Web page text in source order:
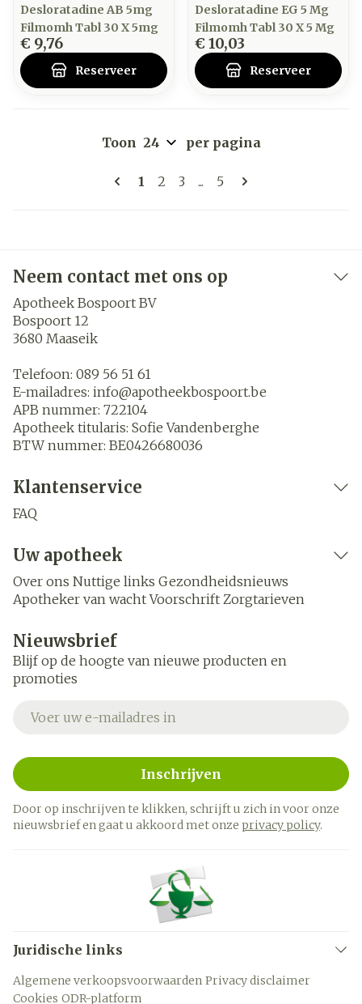
Desloratadine AB 5mg
Filmomh Tabl 30 X 5mg
€ 9,76
Reserveer
Desloratadine EG 5 Mg
Filmomh Tabl 30 X 5 Mg
€ 10,03
Reserveer
Pagina's
U lees momenteel pagina
1 Pagina
2 Pagina
3 ... Pagina
5
Toon per pagina
Neem contact met ons op
Apotheek Bospoort BV
Bospoort 12
3680 Maaseik
Telefoon: 089 56 51 61
E-mailadres: info@apotheekbospoort.be
APB nummer: 722104
Apotheek titularis: Sofie Vandenberghe
BTW nummer: BE0426680036
Klantenservice
FAQ
Uw apotheek
Over ons Nuttige links Gezondheidsnieuws
Apotheker van wacht Voorschrift Zorgtarieven
Nieuwsbrief
Blijf op de hoogte van nieuwe producten en
promoties
Inschrijven
Door op inschrijven te klikken, schrijft u zich in voor onze
nieuwsbrief en gaat u akkoord met onze privacy policy.
Juridische links
Algemene verkoopsvoorwaarden Privacy disclaimer
Cookies ODR-platform